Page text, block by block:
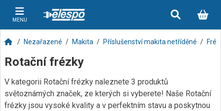
MENU
Nezařazené Makita Příslušenství makita netříděné
Rotační frézky
V kategorii Rotační frézky naleznete 3 produktů
světoznámých značek, ze kterých si vyberete! Naše Rotační
frézky jsou vysoké kvality a v perfektním stavu a poskytnou